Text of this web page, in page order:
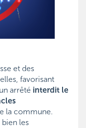
et des
favorisant
arrêté interdit le
la commune.
les